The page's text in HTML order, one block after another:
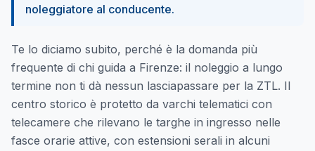
noleggiatore al conducente.
Te lo diciamo subito, perché è la domanda più
frequente di chi guida a Firenze: il noleggio a lungo
termine non ti dà nessun lasciapassare per la ZTL. Il
centro storico è protetto da varchi telematici con
telecamere che rilevano le targhe in ingresso nelle
fasce orarie attive, con estensioni serali in alcuni